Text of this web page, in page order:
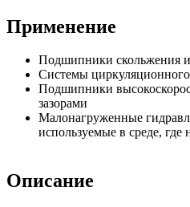
Применение
Подшипники скольжения и
Системы
Подшипники
зазорами
Малонагруженные
используемые в среде, где
Описание